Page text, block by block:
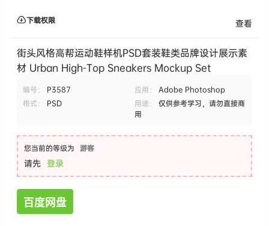
下载权限 查看
街头风格高帮运动鞋样机PSD套装鞋类品牌设计展示素
材 Urban High-Top Sneakers Mockup Set
编号： P3587 应用：
Adobe Photoshop
格式：
PSD 用途：
仅供参考学习，请勿直接商
用
您当前的等级为 游客
请先 登录
百度网盘